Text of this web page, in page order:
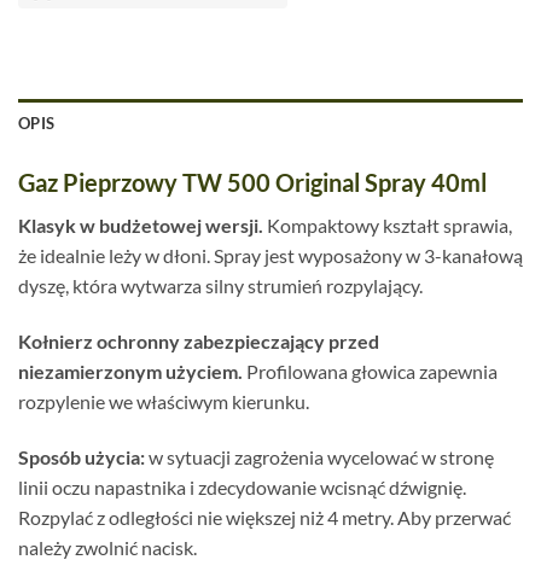
OPIS
Gaz Pieprzowy TW 500 Original Spray 40ml
Klasyk w budżetowej wersji. Kompaktowy kształt sprawia,
że idealnie leży w dłoni. Spray jest wyposażony w 3-kanałową
dyszę, która wytwarza silny strumień rozpylający.
Kołnierz ochronny zabezpieczający przed
niezamierzonym użyciem. Profilowana głowica zapewnia
rozpylenie we właściwym kierunku.
Sposób użycia:w sytuacji zagrożenia wycelować w stronę
linii oczu napastnika i zdecydowanie wcisnąć dźwignię.
Rozpylać z odległości nie większej niż 4 metry. Aby przerwać
należy zwolnić nacisk.